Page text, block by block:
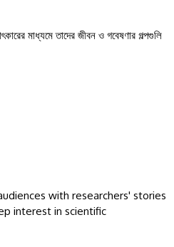
মাধ্যমে তাদের জীবন ও গবেষণার গল্পগুলি
with researchers' stories
interest in scientific